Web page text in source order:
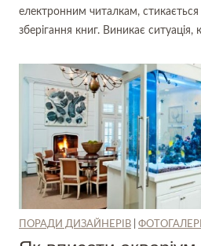
електронним читалкам, стикається
зберігання книг. Виникає
ПОРАДИ ДИЗАЙНЕРІВ